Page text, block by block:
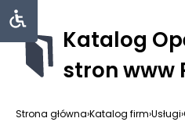
Katalog
stron www
Strona główna›Katalog firm›Usługi›